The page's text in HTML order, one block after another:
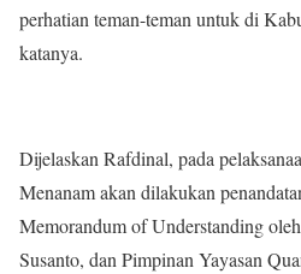
perhatian teman-teman untuk di
katanya.
Dijelaskan Rafdinal, pada
Menanam akan dilakukan
Memorandum of Understanding
Susanto, dan Pimpinan Yayasan